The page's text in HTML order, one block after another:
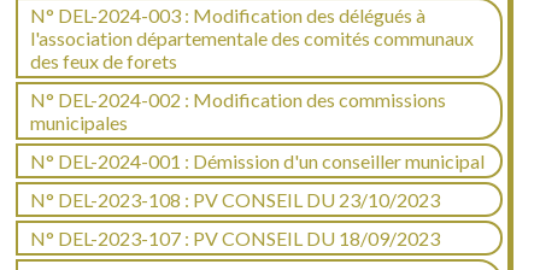
N° DEL-2024-003 : Modification des délégués à
l'association départementale des comités communaux
des feux de forets
N° DEL-2024-002 : Modification des commissions
municipales
N° DEL-2024-001 : Démission d'un conseiller municipal
N° DEL-2023-108 : PV CONSEIL DU 23/10/2023
N° DEL-2023-107 : PV CONSEIL DU 18/09/2023